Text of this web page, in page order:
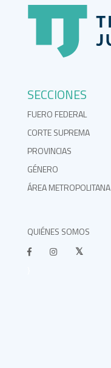
SECCIONES
FUERO FEDERAL
CORTE SUPREMA
PROVINCIAS
GÉNERO
ÁREA METROPOLITANA
QUIÉNES SOMOS